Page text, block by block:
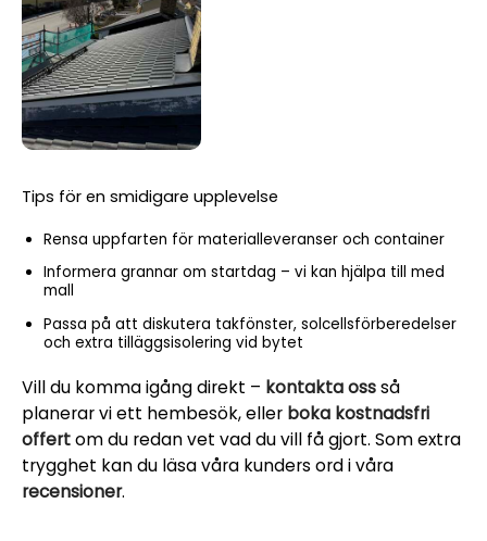
Tips för en smidigare upplevelse
Rensa uppfarten för materialleveranser och container
Informera grannar om startdag – vi kan hjälpa till med
mall
Passa på att diskutera takfönster, solcellsförberedelser
och extra tilläggsisolering vid bytet
Vill du komma igång direkt – kontakta ossså
planerar vi ett hembesök, eller boka kostnadsfri
offertom du redan vet vad du vill få gjort. Som extra
trygghet kan du läsa våra kunders ord i våra
recensioner.